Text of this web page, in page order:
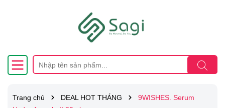
Trang chủ DEAL HOT THÁNG
9WISHES. Serum